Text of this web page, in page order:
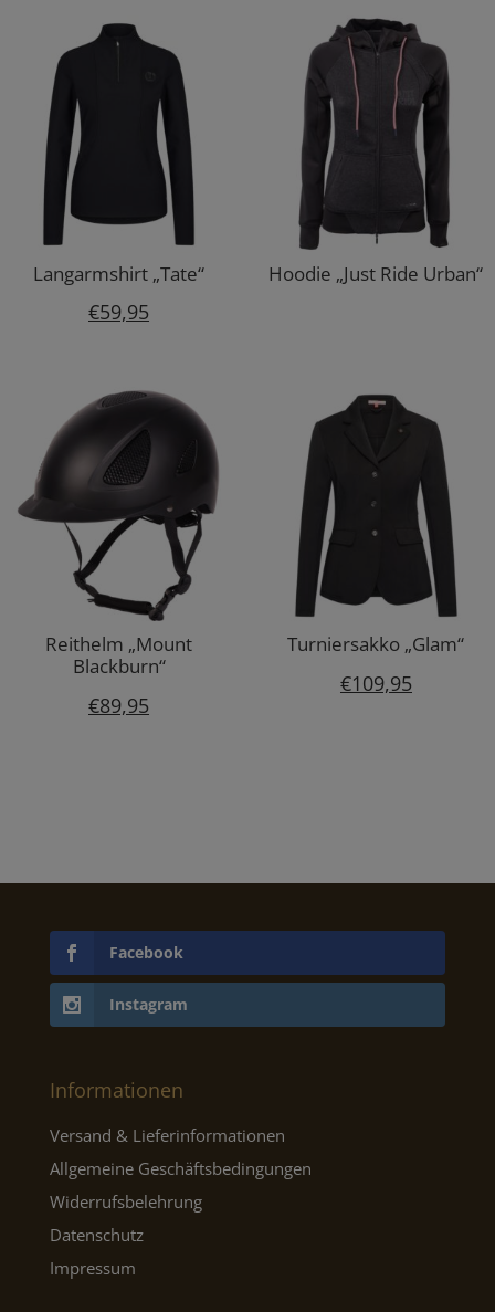
Langarmshirt „Tate“
€59,95
Hoodie „Just Ride Urban“
Reithelm „Mount
Blackburn“
€89,95
Turniersakko „Glam“
€109,95
Facebook
Instagram
Informationen
Versand & Lieferinformationen
Allgemeine Geschäftsbedingungen
Widerrufsbelehrung
Datenschutz
Impressum